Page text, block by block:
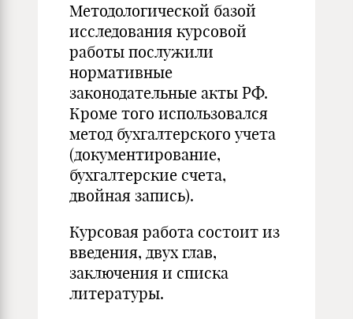
Методологической базой
исследования курсовой
работы послужили
нормативные
законодательные акты РФ.
Кроме того использовался
метод бухгалтерского учета
(документирование,
бухгалтерские счета,
двойная запись).
Курсовая работа состоит из
введения, двух глав,
заключения и списка
литературы.